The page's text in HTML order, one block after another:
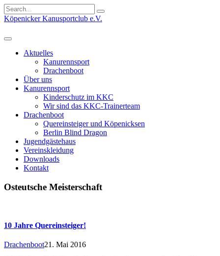
Search
for:
Köpenicker Kanusportclub e.V.
Aktuelles
Kanurennsport
Drachenboot
Über uns
Kanurennsport
Kinderschutz im KKC
Wir sind das KKC-Trainerteam
Drachenboot
Quereinsteiger und Köpenicksen
Berlin Blind Dragon
Jugendgästehaus
Vereinskleidung
Downloads
Kontakt
Osteutsche Meisterschaft
10 Jahre Quereinsteiger!
Drachenboot21. Mai 2016